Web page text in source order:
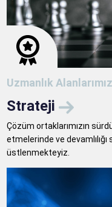
Uzmanlık Alanlarımız
Strateji
Çözüm ortaklarımızın
etmelerinde ve
üstlenmekteyiz.